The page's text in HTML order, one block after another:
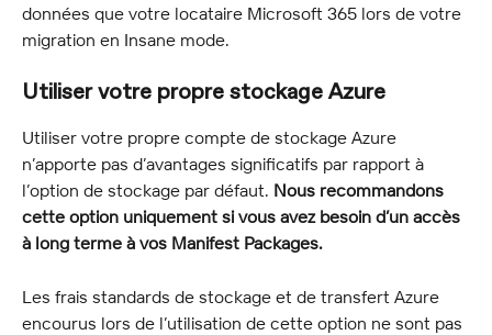
données que votre locataire Microsoft 365 lors de votre
migration en Insane mode.
Utiliser votre propre stockage Azure
Utiliser votre propre compte de stockage Azure
n’apporte pas d’avantages significatifs par rapport à
l’option de stockage par défaut. Nous recommandons
cette option uniquement si vous avez besoin d’un accès
à long terme à vos Manifest Packages.
Les frais standards de stockage et de transfert Azure
encourus lors de l’utilisation de cette option ne sont pas